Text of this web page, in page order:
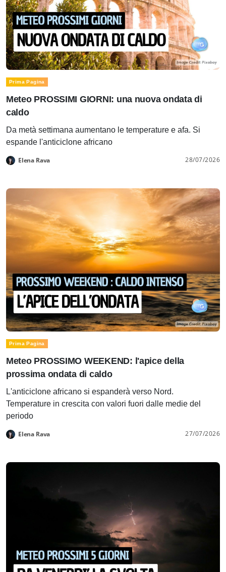
Prima Pagina
Meteo PROSSIMI GIORNI: una nuova ondata di
caldo
Da metà settimana aumentano le temperature e afa. Si
espande l'anticiclone africano
Elena Rava 28/07/2026
Prima Pagina
Meteo PROSSIMO WEEKEND: l'apice della
prossima ondata di caldo
L'anticiclone africano si espanderà verso Nord.
Temperature in crescita con valori fuori dalle medie del
periodo
Elena Rava 27/07/2026